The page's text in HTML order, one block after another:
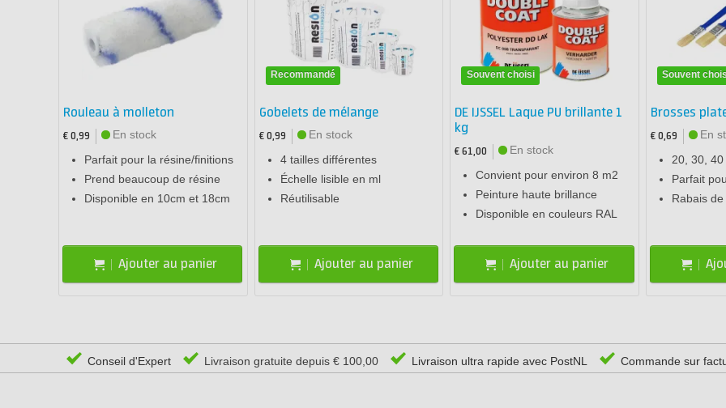
Rouleau à molleton
€ 0,99
En stock
Parfait pour la résine/finitions
Prend beaucoup de résine
Disponible en 10cm et 18cm
Ajouter au panier
Recommandé
Gobelets de mélange
€ 0,99
En stock
4 tailles différentes
Échelle lisible en ml
Réutilisable
Ajouter au panier
Souvent choisi
DE IJSSEL Laque PU brillante 1
kg
€ 61,00
En stock
Convient pour environ 8 m2
Peinture haute brillance
Disponible en couleurs RAL
Ajouter au panier
Souvent
Brosses
€ 0,69
En
20, 30,
Parfait
Rabais
Conseil d'Expert Livraison gratuite depuis € 100,00 Livraison ultra rapide avec PostNL Commande sur